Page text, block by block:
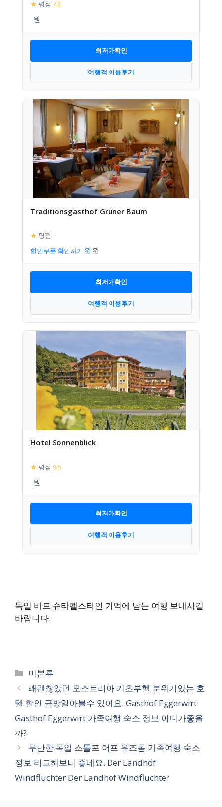
★ 평점 7.2
최저가확인
여행객 이용후기
Traditionsgasthof Gruner Baum
★ 평점 –
할인쿠폰 확인하기
최저가확인
여행객 이용후기
Hotel Sonnenblick
★ 평점 9.6
최저가확인
여행객 이용후기
독일 바트 슈타펠스타인 기억에 남는 여행 보내시길
바랍니다.
카
테
고
리
미분류
꽤괜찮았던 오스트리아 키츠부헬 분위기있는 호
텔 할인 금방알아볼수 있어요. Gasthof Eggerwirt
Gasthof Eggerwirt 가족여행 숙소 정보 어디가좋을
까?
무난한 독일 스톨프 어프 유즈돔 가족여행 숙소
정보 비교해보니 좋네요. Der Landhof
Windfluchter Der Landhof Windfluchter